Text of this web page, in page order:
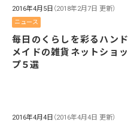
2016年4月5日 （2018年2月7日 更新）
ニュース
毎日のくらしを彩るハンド
メイドの雑貨ネットショッ
プ５選
2016年4月4日 （2016年4月4日 更新）